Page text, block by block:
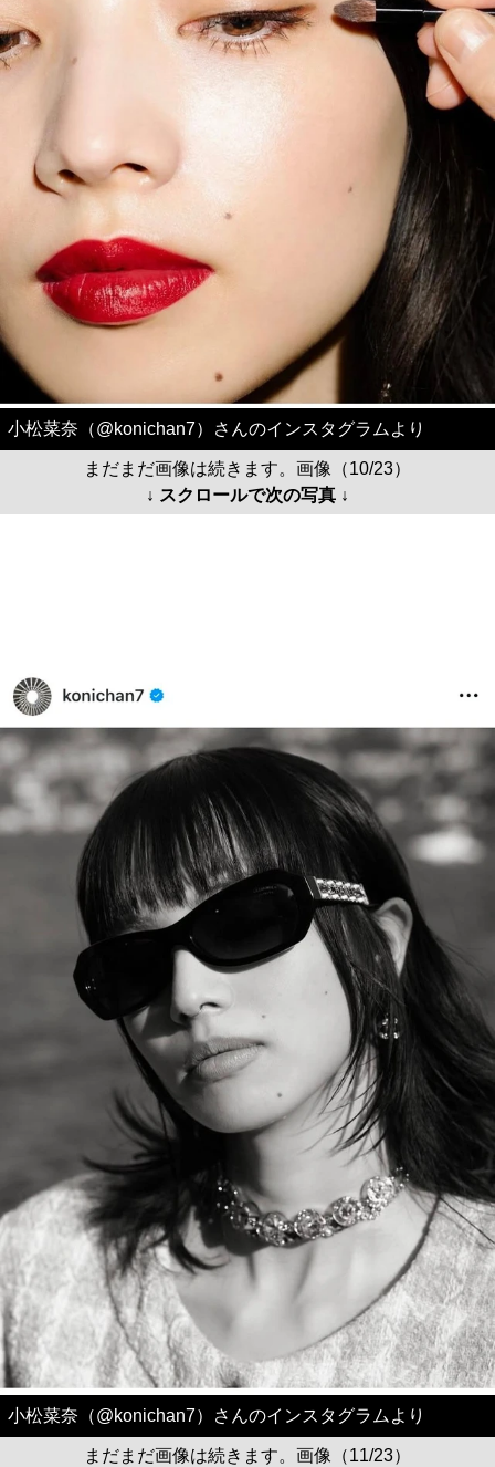
小松菜奈（@konichan7）さんのインスタグラムより
まだまだ画像は続きます。画像（10/23）
↓ スクロールで次の写真 ↓
小松菜奈（@konichan7）さんのインスタグラムより
まだまだ画像は続きます。画像（11/23）